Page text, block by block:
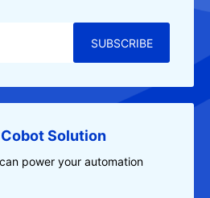
SUBSCRIBE
Solution
power your automation